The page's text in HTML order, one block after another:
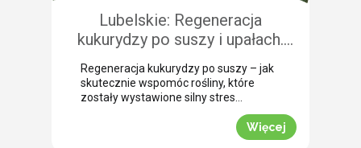
Lubelskie: Regeneracja
kukurydzy po suszy i upałach.
Zobacz rekomendacje z pola!
Regeneracja kukurydzy po suszy – jak
skutecznie wspomóc rośliny, które
zostały wystawione silny stres
termiczny? Jak informuje nasz ekspert
Leszek Konior, kluczem jest szybka
reakcja i wykorzystanie momentu, gdy
Więcej